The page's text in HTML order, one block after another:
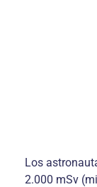
Los
2.000 mSv